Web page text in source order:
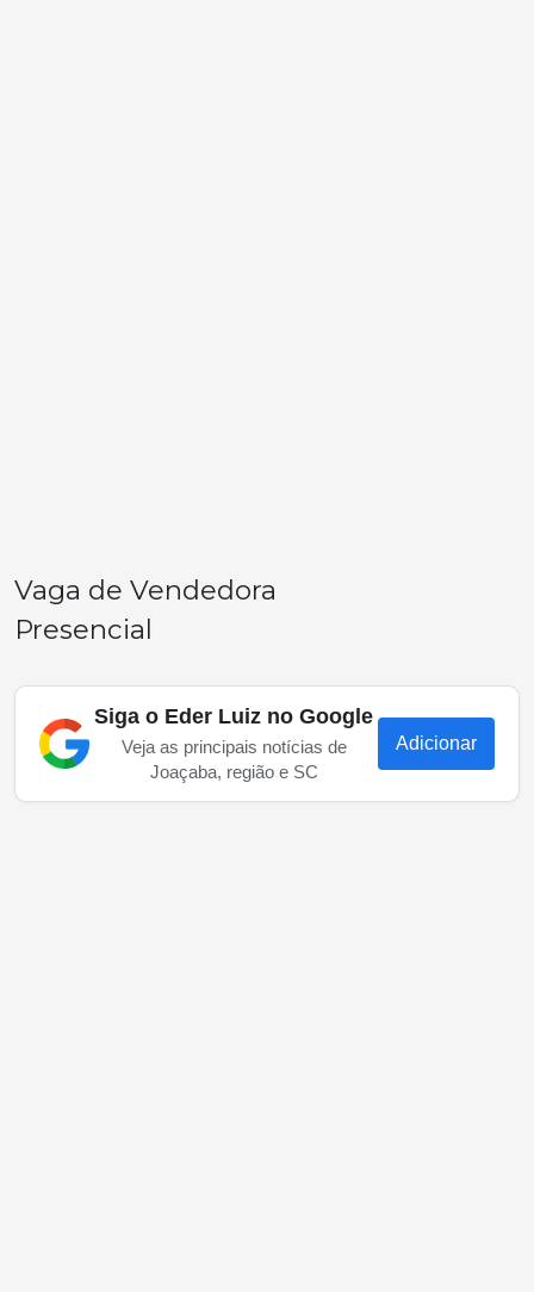
Vaga de Vendedora
Presencial
Siga o Eder Luiz no Google
Veja as principais notícias de
Joaçaba, região e SC
Adicionar